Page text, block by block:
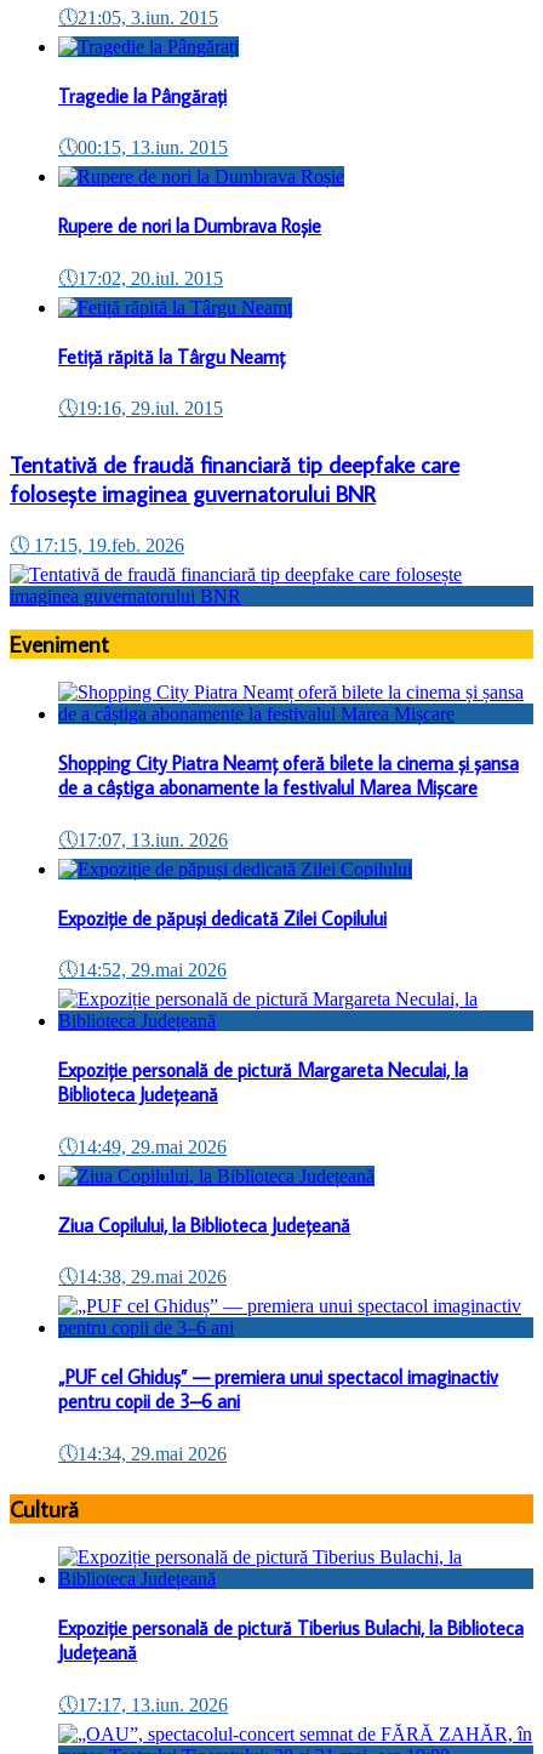
🕔21:05, 3.iun. 2015
Tragedie la Pângărați
🕔00:15, 13.iun. 2015
Rupere de nori la Dumbrava Roșie
🕔17:02, 20.iul. 2015
Fetiță răpită la Târgu Neamț
🕔19:16, 29.iul. 2015
Tentativă de fraudă financiară tip deepfake care
folosește imaginea guvernatorului BNR
🕔 17:15, 19.feb. 2026
Eveniment
Shopping City Piatra Neamț oferă bilete la cinema și șansa
de a câștiga abonamente la festivalul Marea Mișcare
🕔17:07, 13.iun. 2026
Expoziție de păpuși dedicată Zilei Copilului
🕔14:52, 29.mai 2026
Expoziție personală de pictură Margareta Neculai, la
Biblioteca Județeană
🕔14:49, 29.mai 2026
Ziua Copilului, la Biblioteca Județeană
🕔14:38, 29.mai 2026
„PUF cel Ghiduș” — premiera unui spectacol imaginactiv
pentru copii de 3–6 ani
🕔14:34, 29.mai 2026
Cultură
Expoziție personală de pictură Tiberius Bulachi, la Biblioteca
Județeană
🕔17:17, 13.iun. 2026